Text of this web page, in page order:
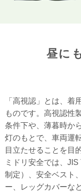
昼に
「高視認」とは、着
ものです。高視認性
条件下や、薄暮時か
灯のもとで、車両運
目立たせることを目
ミドリ安全では、
制定）、安全ベスト
ー、レッグカバーな